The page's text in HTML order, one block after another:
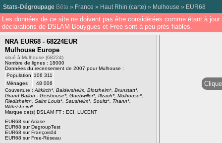
Stats-Dégroupage Bêta » France » Haut Rhin (carte) » Mulhouse » EUR68
Les données de ce site ne doivent pas être considérées comme étant à
déclarations de DSLAM Bouygues et Free sont à peu près fiables.
NRA EUR68 - 68224EUR
Mulhouse Europe
situé à Mulhouse (68224)
Nombre de lignes : 18000
Données du recensement de 2007 pour Mulhouse :
Population
106 311
Ménages
48 006
Couverture : Altkirch*, Baldersheim, Blotzheim*, Brunstatt*,
Grand Ballon - Geishouse*, Guebwiller*, Illzach*, Mulhouse*,
Riedisheim*, Saint Louis*, Sausheim*, Soultz*, Thann*,
Wittelsheim*
Marque de(s) DSLAM FT : ECI, LUCENT
EUR68 sur Ariase
EUR68 sur DegroupTest
EUR68 sur François04
EUR68 sur Free-Réseau